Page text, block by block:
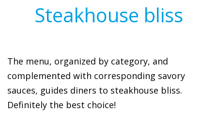
Steakhouse bliss
The menu, organized by category, and
complemented with corresponding savory
sauces, guides diners to steakhouse bliss.
Definitely the best choice!